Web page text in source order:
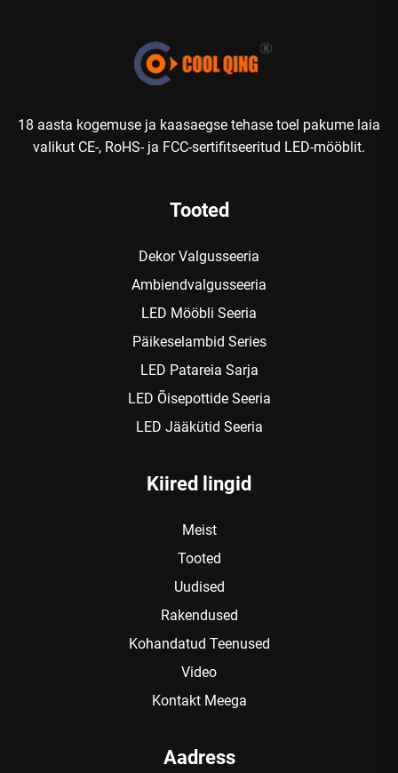
18 aasta kogemuse ja kaasaegse tehase toel pakume laia
valikut CE-, RoHS- ja FCC-sertifitseeritud LED-mööblit.
Tooted
Dekor Valgusseeria
Ambiendvalgusseeria
LED Mööbli Seeria
Päikeselambid Series
LED Patareia Sarja
LED Õisepottide Seeria
LED Jääkütid Seeria
Kiired lingid
Meist
Tooted
Uudised
Rakendused
Kohandatud Teenused
Video
Kontakt Meega
Aadress